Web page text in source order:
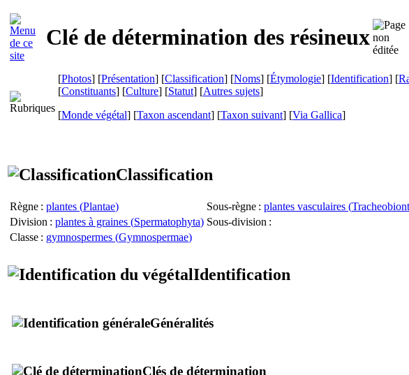
Clé de détermination des résineux
[Photos] [Présentation] [Classification] [Noms] [Étymologie] [Identification] [
[Constituants] [Culture] [Statut] [Autres sujets]
[Monde végétal] [Taxon ascendant] [Taxon suivant] [Via Gallica]
Classification
Règne : plantes (Plantae) Sous-règne : plantes vasculaires (
Division : plantes à graines (Spermatophyta) Sous-division :
Classe : gymnospermes (Gymnospermae)
Identification
Généralités
Clés de détermination